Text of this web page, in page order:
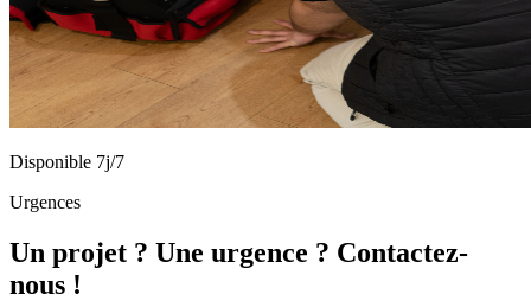
Disponible 7j/7
Urgences
Un projet ? Une urgence ? Contactez-
nous !